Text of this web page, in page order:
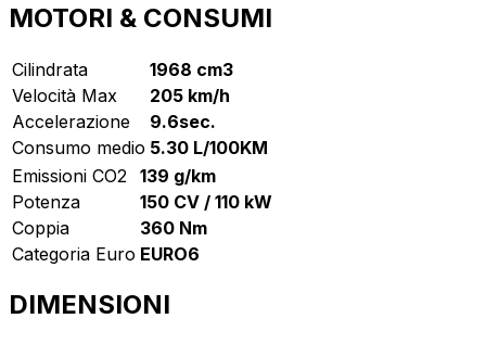
MOTORI & CONSUMI
Cilindrata
1968 cm3
Velocità Max
205 km/h
Accelerazione
9.6sec.
Consumo medio 5.30 L/100KM
Emissioni CO2
139 g/km
Potenza
150 CV / 110 kW
Coppia
360 Nm
Categoria Euro EURO6
DIMENSIONI